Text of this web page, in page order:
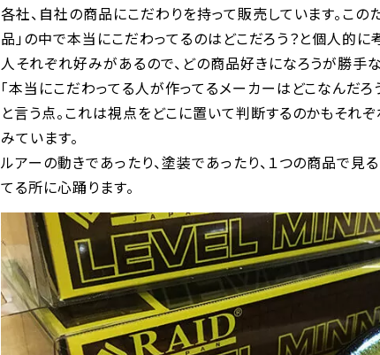
各社、自社の商品にこだわりを持って販売しています。この
品」の中で本当にこだわってるのはどこだろう？と個人的に
人それぞれ好みがあるので、どの商品好きになろうが勝手な
「本当にこだわってる人が作ってるメーカーはどこなんだろう
と言う点。これは視点をどこに置いて判断するのかもそれぞ
みています。
ルアーの動きであったり、塗装であったり、１つの商品で見
てる所に心踊ります。